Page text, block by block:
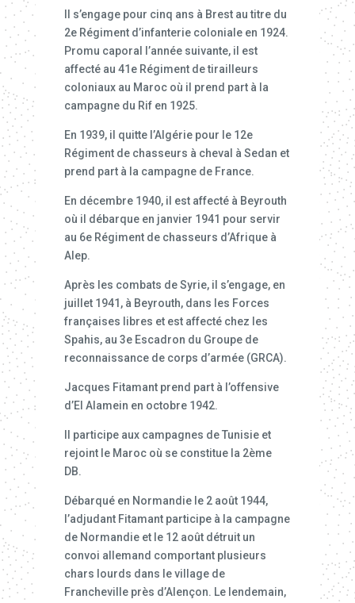
Il s’engage pour cinq ans à Brest au titre du
2e Régiment d’infanterie coloniale en 1924.
Promu caporal l’année suivante, il est
affecté au 41e Régiment de tirailleurs
coloniaux au Maroc où il prend part à la
campagne du Rif en 1925.
En 1939, il quitte l’Algérie pour le 12e
Régiment de chasseurs à cheval à Sedan et
prend part à la campagne de France.
En décembre 1940, il est affecté à Beyrouth
où il débarque en janvier 1941 pour servir
au 6e Régiment de chasseurs d’Afrique à
Alep.
Après les combats de Syrie, il s’engage, en
juillet 1941, à Beyrouth, dans les Forces
françaises libres et est affecté chez les
Spahis, au 3e Escadron du Groupe de
reconnaissance de corps d’armée (GRCA).
Jacques Fitamant prend part à l’offensive
d’El Alamein en octobre 1942.
Il participe aux campagnes de Tunisie et
rejoint le Maroc où se constitue la 2ème
DB.
Débarqué en Normandie le 2 août 1944,
l’adjudant Fitamant participe à la campagne
de Normandie et le 12 août détruit un
convoi allemand comportant plusieurs
chars lourds dans le village de
Francheville près d’Alençon. Le lendemain,